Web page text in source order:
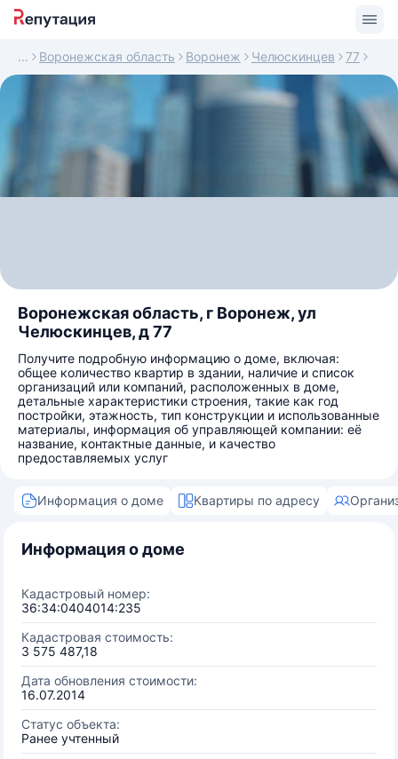
Воронежская область Воронеж Челюскинцев 77
Воронежская область, г Воронеж, ул
Челюскинцев, д 77
Получите подробную информацию о доме, включая:
общее количество квартир в здании, наличие и список
организаций или компаний, расположенных в доме,
детальные характеристики строения, такие как год
постройки, этажность, тип конструкции и использованные
материалы, информация об управляющей компании: её
название, контактные данные, и качество
предоставляемых услуг
Информация о доме Квартиры по адресу
Информация о доме
Кадастровый номер:
36:34:0404014:235
Кадастровая стоимость:
3 575 487,18
Дата обновления стоимости:
16.07.2014
Статус объекта:
Ранее учтенный